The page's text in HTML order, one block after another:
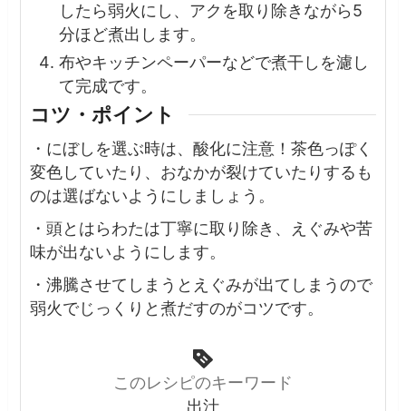
したら弱火にし、アクを取り除きながら5
分ほど煮出します。
布やキッチンペーパーなどで煮干しを濾し
て完成です。
コツ・ポイント
・にぼしを選ぶ時は、酸化に注意！茶色っぽく
変色していたり、おなかが裂けていたりするも
のは選ばないようにしましょう。
・頭とはらわたは丁寧に取り除き、えぐみや苦
味が出ないようにします。
・沸騰させてしまうとえぐみが出てしまうので
弱火でじっくりと煮だすのがコツです。
このレシピのキーワード
出汁